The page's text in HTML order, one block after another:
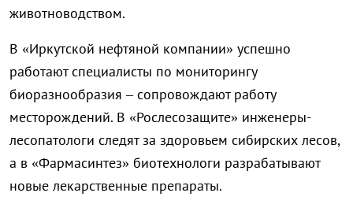
животноводством.
В «Иркутской нефтяной компании» успешно
работают специалисты по мониторингу
биоразнообразия – сопровождают работу
месторождений. В «Рослесозащите» инженеры-
лесопатологи следят за здоровьем сибирских лесов,
а в «Фармасинтез» биотехнологи разрабатывают
новые лекарственные препараты.